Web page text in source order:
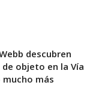
descubren
objeto en la Vía
mucho más